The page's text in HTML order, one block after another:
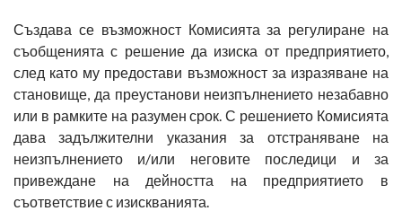
Създава се възможност Комисията за регулиране на
съобщенията с решение да изиска от предприятието,
след като му предостави възможност за изразяване на
становище, да преустанови неизпълнението незабавно
или в рамките на разумен срок. С решението Комисията
дава задължителни указания за отстраняване на
неизпълнението и/или неговите последици и за
привеждане на дейността на предприятието в
съответствие с изискванията.